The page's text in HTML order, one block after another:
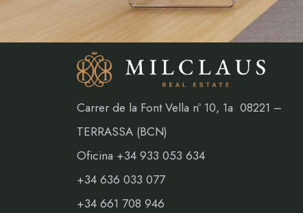
Carrer de la Font Vella nº 10, 1a 08221 –
TERRASSA (BCN)
Oficina +34 933 053 634
+34 636 033 077
+34 661 708 946